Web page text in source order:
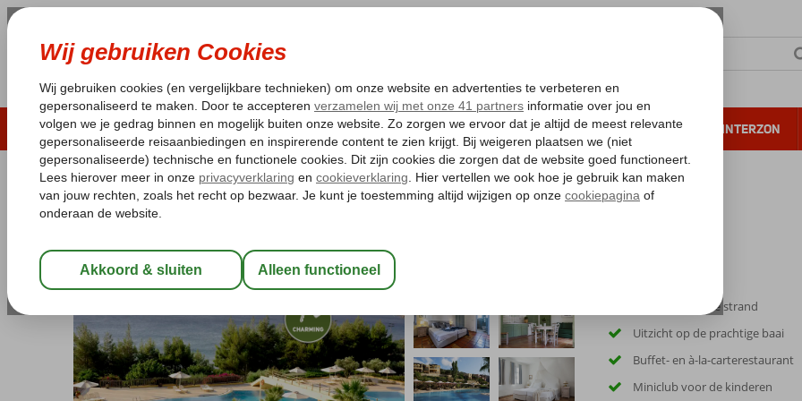
LAST MINUTE ZOMER 2026 ZONVAKANTIE VERRE REIZEN ALL INCLUSIVE WINTERZON
Pakketgarantie Laagsteprijsgarantie* Gratis annuleren*
Home
Griekenland Kreta
Candia Park Village
Logies Aparthotel
Vlak bij het privé strand
Uitzicht op de prachtige baai
Buffet- en à-la-carterestaurant
Miniclub voor de kinderen